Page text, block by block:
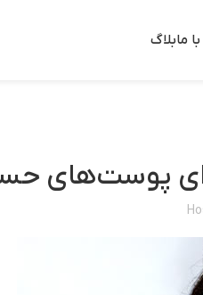
مابلاگ
پوست‌های